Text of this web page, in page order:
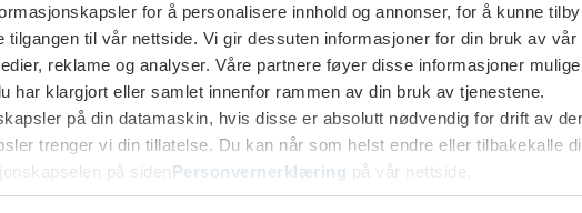
for å personalisere innhold og annonser, for å kunne
til vår nettside. Vi gir dessuten informasjoner for din bruk av vår
reklame og analyser. Våre partnere føyer disse informasjoner
har klargjort eller samlet innenfor rammen av din bruk av tjenestene.
på din datamaskin, hvis disse er absolutt nødvendig for drift av
trenger vi din tillatelse. Du kan når som helst endre eller tilbakekalle
på sidenPersonvernerklæring på vår nettside.